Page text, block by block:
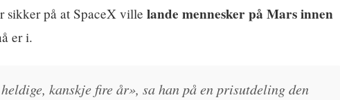
sikker på at SpaceX ville lande mennesker på Mars innen
er i.
kanskje fire år», sa han på en prisutdeling den